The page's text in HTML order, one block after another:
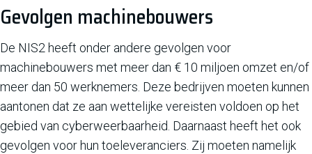
Gevolgen machinebouwers
De NIS2 heeft onder andere gevolgen voor
machinebouwers met meer dan € 10 miljoen omzet en/of
meer dan 50 werknemers. Deze bedrijven moeten kunnen
aantonen dat ze aan wettelijke vereisten voldoen op het
gebied van cyberweerbaarheid. Daarnaast heeft het ook
gevolgen voor hun toeleveranciers. Zij moeten namelijk